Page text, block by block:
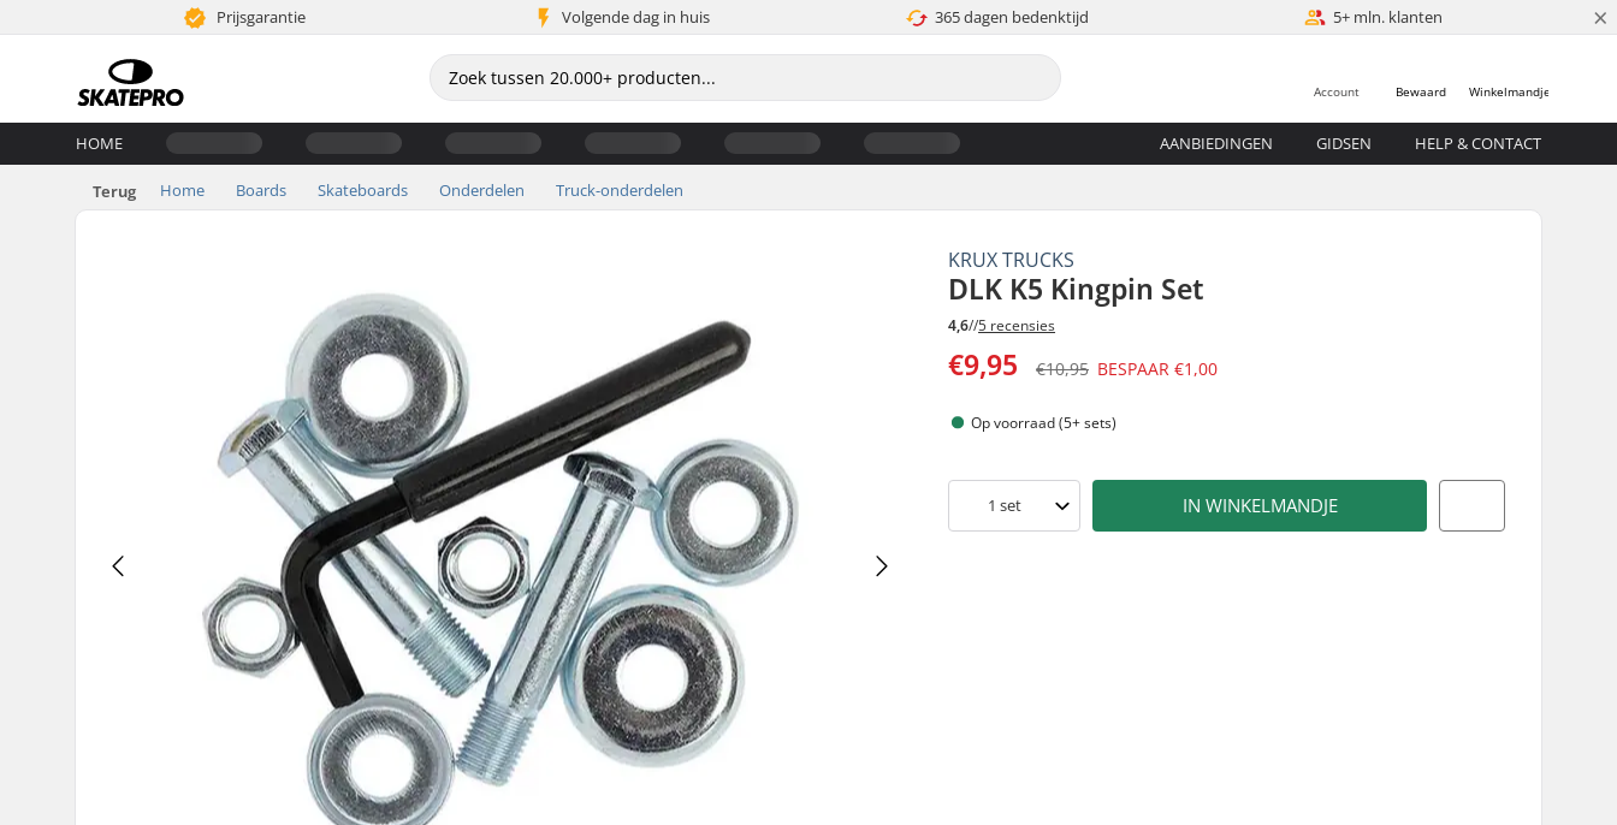
Prijsgarantie Volgende dag in huis 365 dagen bedenktijd 5+ mln. klanten ×
Winkelmandje
Bewaard
Account
HOME AANBIEDINGEN GIDSEN HELP & CONTACT
Terug Home Boards Skateboards Onderdelen Truck-onderdelen
KRUX TRUCKS
DLK K5 Kingpin Set
4,6//5 recensies
€9,95 €10,95 BESPAAR€1,00
Op voorraad (5+ sets)
1 set IN WINKELMANDJE